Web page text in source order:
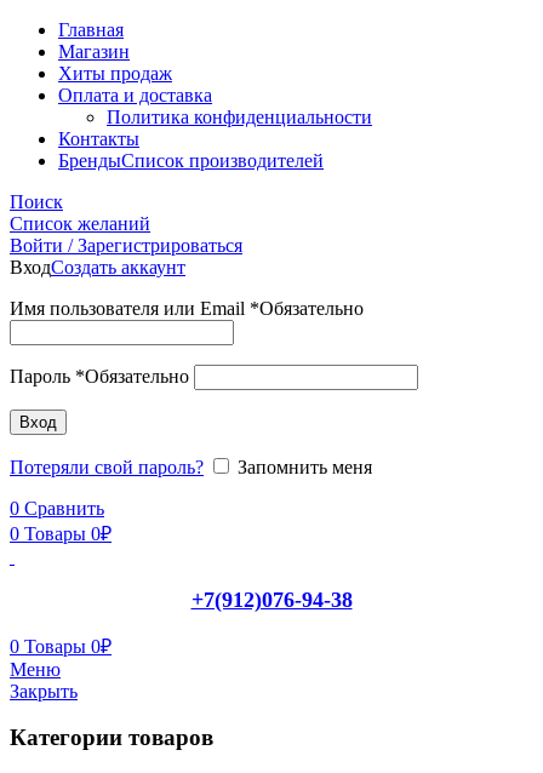
Главная
Магазин
Хиты продаж
Оплата и доставка
Политика конфиденциальности
Контакты
БрендыСписок производителей
Поиск
Список желаний
Войти / Зарегистрироваться
ВходСоздать аккаунт
Имя пользователя или Email *Обязательно
Пароль *Обязательно
Вход
Потеряли свой пароль?
Запомнить меня
0 Сравнить
0 Товары 0₽
+7(912)076-94-38
0 Товары 0₽
Меню
Закрыть
Категории товаров